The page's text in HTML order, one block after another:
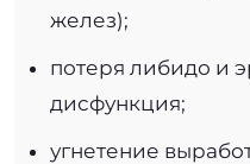
желез);
потеря либидо и
дисфункция;
угнетение